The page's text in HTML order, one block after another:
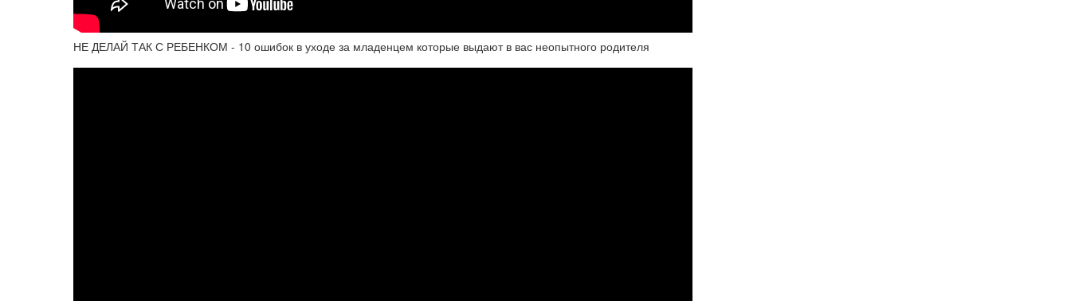
НЕ ДЕЛАЙ ТАК С РЕБЕНКОМ - 10 ошибок в уходе за младенцем которые выдают в вас неопытного родителя